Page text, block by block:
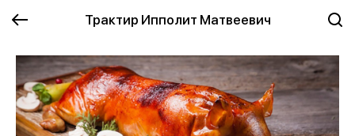
Трактир Ипполит Матвеевич